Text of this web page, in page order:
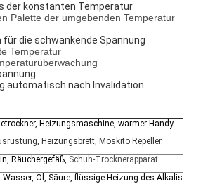
der konstanten Temperatur
Palette der umgebenden Temperatur
für die schwankende Spannung
Temperatur
automatisch nach Invalidation
Heizungsmaschine, warmer Handy
Heizungsbrett, Moskito Repeller
Räuchergefäß, Schuh-Trocknerapparat
Öl, Säure, flüssige Heizung des Alkalis